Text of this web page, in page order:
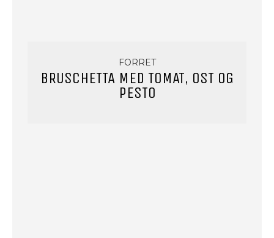
FORRET
BRUSCHETTA MED TOMAT, OST OG
PESTO